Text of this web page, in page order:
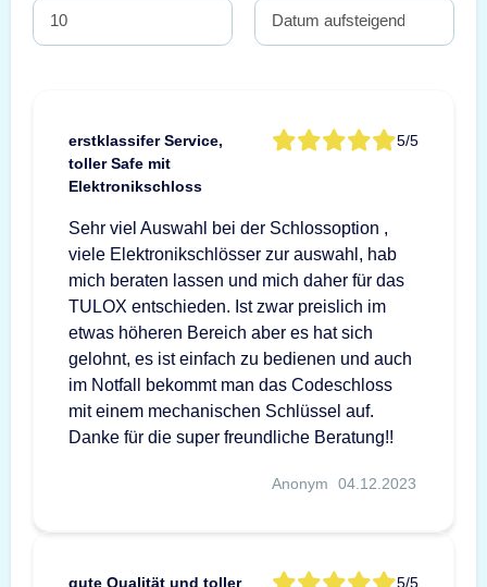
erstklassifer Service,
toller Safe mit
Elektronikschloss
5/5
Sehr viel Auswahl bei der Schlossoption ,
viele Elektronikschlösser zur auswahl, hab
mich beraten lassen und mich daher für das
TULOX entschieden. Ist zwar preislich im
etwas höheren Bereich aber es hat sich
gelohnt, es ist einfach zu bedienen und auch
im Notfall bekommt man das Codeschloss
mit einem mechanischen Schlüssel auf.
Danke für die super freundliche Beratung!!
Anonym 04.12.2023
gute Qualität und toller 5/5